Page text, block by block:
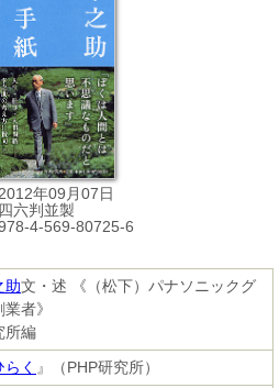
2012年09月07日
四六判並製
4-569-80725-6
助文・述 《（松下）パナソニックグ
者》
所編
く 』（PHP研究所）